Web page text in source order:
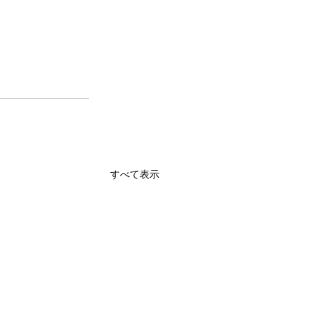
すべて表示